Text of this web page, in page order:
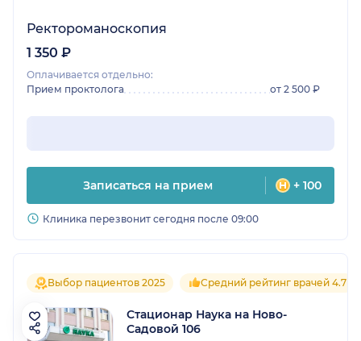
Ректороманоскопия
1 350 ₽
Оплачивается отдельно:
Прием проктолога
от 2 500 ₽
Записаться на прием + 100
Клиника перезвонит сегодня после 09:00
Выбор пациентов 2025 Средний рейтинг врачей 4.7
Стационар Наука на Ново-
Садовой 106